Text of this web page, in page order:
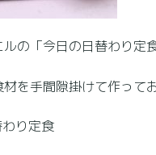
の「今日の日替わり定
を手間隙掛けて作って
り定食